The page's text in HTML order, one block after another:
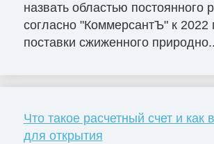
назвать областью постоянного
согласно "КоммерсантЪ" к 2022
поставки сжиженного
Что такое расчетный счет и как
для открытия